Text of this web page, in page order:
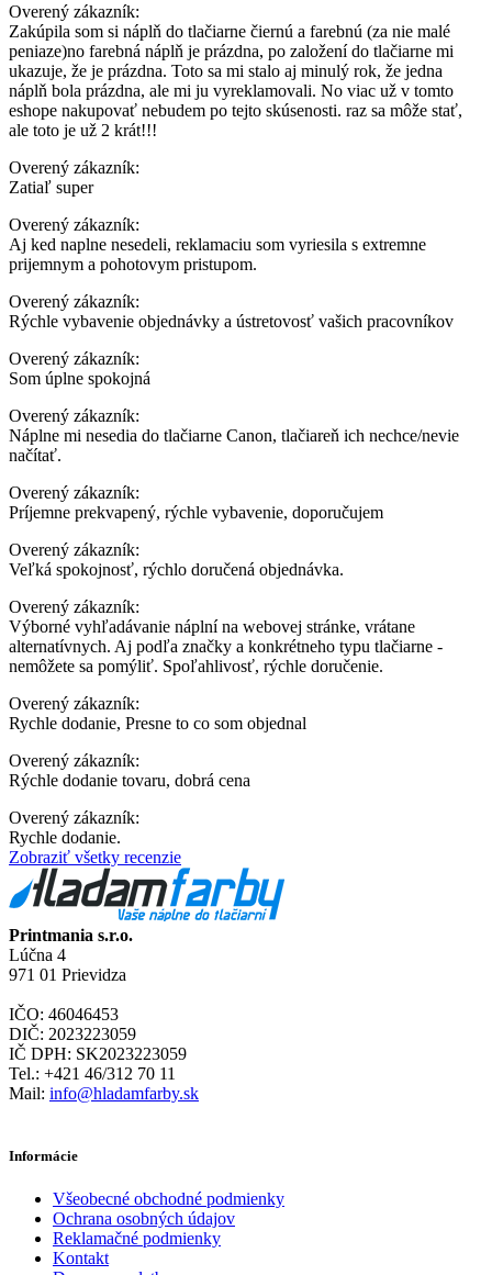
Overený zákazník:
Zakúpila som si náplň do tlačiarne čiernú a farebnú (za nie malé
peniaze)no farebná náplň je prázdna, po založení do tlačiarne mi
ukazuje, že je prázdna. Toto sa mi stalo aj minulý rok, že jedna
náplň bola prázdna, ale mi ju vyreklamovali. No viac už v tomto
eshope nakupovať nebudem po tejto skúsenosti. raz sa môže stať,
ale toto je už 2 krát!!!
Overený zákazník:
Zatiaľ super
Overený zákazník:
Aj ked naplne nesedeli, reklamaciu som vyriesila s extremne
prijemnym a pohotovym pristupom.
Overený zákazník:
Rýchle vybavenie objednávky a ústretovosť vašich pracovníkov
Overený zákazník:
Som úplne spokojná
Overený zákazník:
Náplne mi nesedia do tlačiarne Canon, tlačiareň ich nechce/nevie
načítať.
Overený zákazník:
Príjemne prekvapený, rýchle vybavenie, doporučujem
Overený zákazník:
Veľká spokojnosť, rýchlo doručená objednávka.
Overený zákazník:
Výborné vyhľadávanie náplní na webovej stránke, vrátane
alternatívnych. Aj podľa značky a konkrétneho typu tlačiarne -
nemôžete sa pomýliť. Spoľahlivosť, rýchle doručenie.
Overený zákazník:
Rychle dodanie, Presne to co som objednal
Overený zákazník:
Rýchle dodanie tovaru, dobrá cena
Overený zákazník:
Rychle dodanie.
Zobraziť všetky recenzie
Printmania s.r.o.
Lúčna 4
971 01 Prievidza
IČO: 46046453
DIČ: 2023223059
IČ DPH: SK2023223059
Tel.: +421 46/312 70 11
Mail: info@hladamfarby.sk
Informácie
Všeobecné obchodné podmienky
Ochrana osobných údajov
Reklamačné podmienky
Kontakt